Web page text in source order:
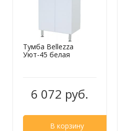
Тумба Bellezza
Уют-45 белая
6 072 руб.
В корзину